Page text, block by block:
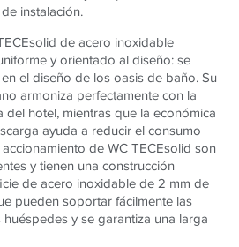
instalación.
de acero inoxidable
y orientado al diseño: se
el diseño de los oasis de baño. Su
armoniza perfectamente con la
del hotel, mientras que la económica
ayuda a reducir el consumo
de WC TECEsolid son
y tienen una construcción
de acero inoxidable de 2 mm de
pueden soportar fácilmente las
y se garantiza una larga